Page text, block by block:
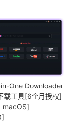
One Downloader
载工具[6个月授权]
macOS]